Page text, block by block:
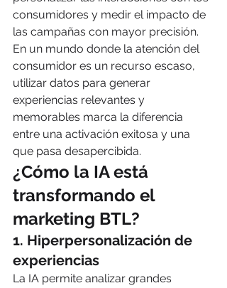
consumidores y medir el impacto de
las campañas con mayor precisión.
En un mundo donde la atención del
consumidor es un recurso escaso,
utilizar datos para generar
experiencias relevantes y
memorables marca la diferencia
entre una activación exitosa y una
que pasa desapercibida.
¿Cómo la IA está
transformando el
marketing BTL?
1. Hiperpersonalización de
experiencias
La IA permite analizar grandes